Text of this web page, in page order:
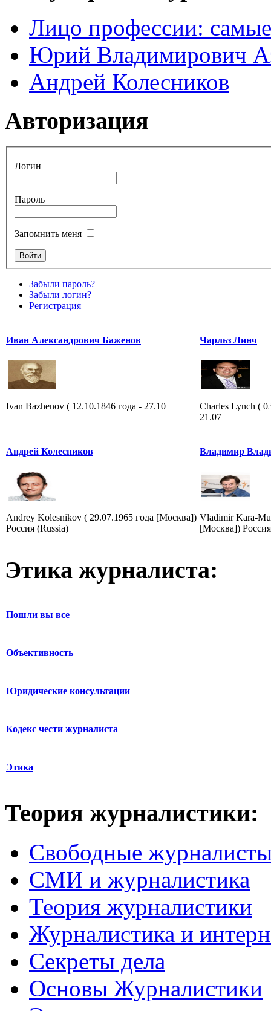
Лицо профессии:
Юрий Владимирович
Андрей Колесников
Авторизация
Логин
Пароль
Запомнить меня
Забыли пароль?
Забыли логин?
Регистрация
Иван Александрович Баженов
Ivan Bazhenov ( 12.10.1846 года - 27.10
Чарльз Линч
Charles Lynch (
21.07
Андрей Колесников
Andrey Kolesnikov ( 29.07.1965 года [Москва])
Россия (Russia)
Владимир
Vladimir Kara-
[Москва])
Этика журналиста:
Пошли вы все
Объективность
Юридические консультации
Кодекс чести журналиста
Этика
Теория журналистики:
Свободные
СМИ и журналистика
Теория журналистики
Журналистика и
Секреты дела
Основы Журналистики